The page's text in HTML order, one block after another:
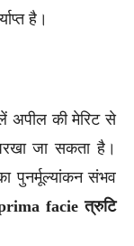
है।
अपील की मेरिट से
जा सकता है।
पुनर्मूल्यांकन संभव
facie त्रुटि